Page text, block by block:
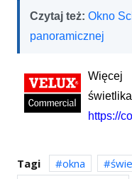
Czytaj też: Okno
panoramicznej
Więcej
https://
Tagi okna